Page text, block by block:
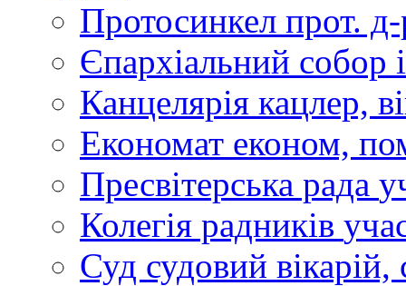
Протосинкел прот.
Єпархіальний собор
Канцелярія кацлер,
Економат економ,
Пресвітерська рада
Колегія радників
Суд судовий вікарій,